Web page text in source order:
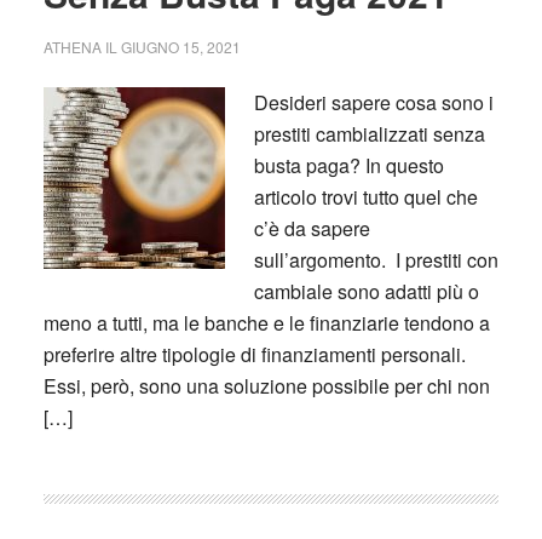
ATHENAIL GIUGNO 15, 2021
Desideri sapere cosa sono i
prestiti cambializzati senza
busta paga? In questo
articolo trovi tutto quel che
c’è da sapere
sull’argomento. I prestiti con
cambiale sono adatti più o
meno a tutti, ma le banche e le finanziarie tendono a
preferire altre tipologie di finanziamenti personali.
Essi, però, sono una soluzione possibile per chi non
[…]